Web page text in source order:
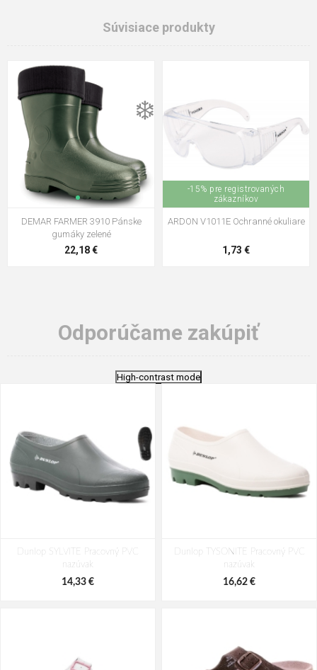
Súvisiace produkty
❄️
DEMAR FARMER 3910 Pánske
gumáky zelené
22,18 €
-15% pre registrovaných
zákazníkov
ARDON V1011E Ochranné okuliare
1,73 €
Odporúčame zakúpiť
High-contrast mode
Dunlop SYLVITE Pracovný PVC
nazúvak
14,33 €
Dunlop TYSONITE Pracovný PVC
nazúvak
16,62 €